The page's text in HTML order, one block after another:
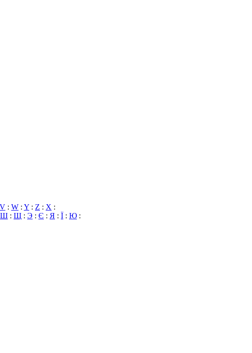
V : W : Y : Z : X :
Ш : Щ : Э : Є : Я : Ї : Ю :